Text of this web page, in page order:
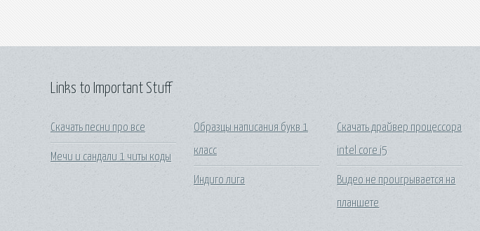
Links to Important Stuff
Скачать песни про все
Мечи и сандали 1 читы коды
Образцы написания букв 1
класс
Индиго лига
Скачать драйвер процессора
intel core i5
Видео не проигрывается на
планшете